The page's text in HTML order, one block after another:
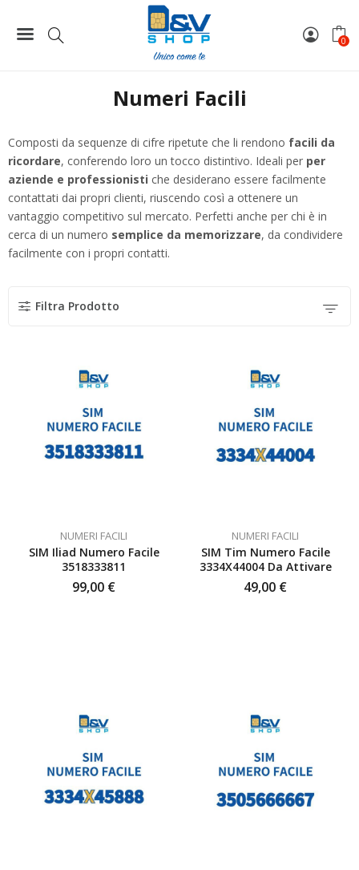
0
Numeri Facili
Composti da sequenze di cifre ripetute che li rendono facili da
ricordare, conferendo loro un tocco distintivo. Ideali per per
aziende e professionisti che desiderano essere facilmente
contattati dai propri clienti, riuscendo così a ottenere un
vantaggio competitivo sul mercato. Perfetti anche per chi è in
cerca di un numero semplice da memorizzare, da condividere
facilmente con i propri contatti.
Filtra Prodotto
NUMERI FACILI
SIM Iliad Numero Facile
3518333811
99,00 €
NUMERI FACILI
SIM Tim Numero Facile
3334X44004 Da Attivare
49,00 €